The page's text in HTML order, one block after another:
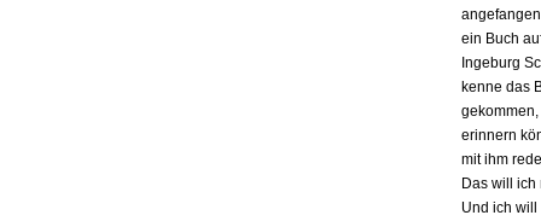
ein Buch
Ingeburg
kenne das
erinnern
mit ihm
Das will
Und ich